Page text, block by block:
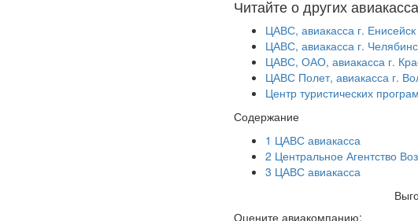
Читайте о других
ЦАВС, авиакасса г. Енисейск
ЦАВС, авиакасса г.
ЦАВС, ОАО, авиакасса г.
ЦАВС Полет, авиакасса г.
Центр туристических
Содержание
1 ЦАВС авиакасса
2 Центральное Агентство
3 ЦАВС авиакасса
Оцените авиакомпанию: